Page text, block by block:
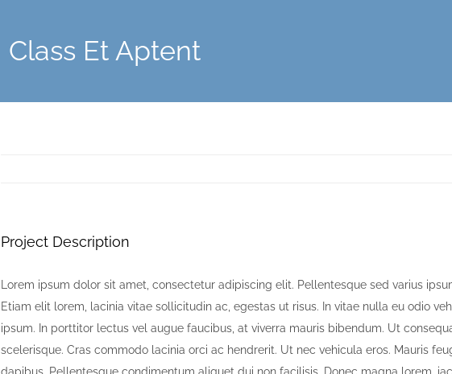
Class Et Aptent
Project Description
Lorem ipsum dolor sit amet, consectetur adipiscing elit. Pellentesque sed varius
Etiam elit lorem, lacinia vitae sollicitudin ac, egestas ut risus. In vitae nulla eu odio
ipsum. In porttitor lectus vel augue faucibus, at viverra mauris bibendum. Ut
scelerisque. Cras commodo lacinia orci ac hendrerit. Ut nec vehicula eros. Mauris